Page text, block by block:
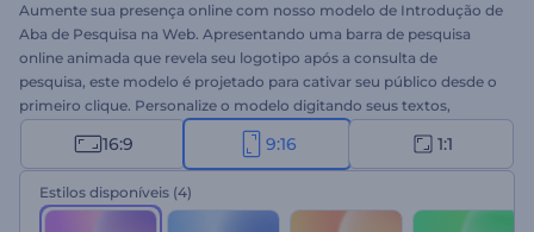
Aumente sua presença online com nosso modelo de Introdução de
Aba de Pesquisa na Web. Apresentando uma barra de pesquisa
online animada que revela seu logotipo após a consulta de
pesquisa, este modelo é projetado para cativar seu público desde o
primeiro clique. Personalize o modelo digitando seus textos,
fazendo upload do seu logotipo e completando seu vídeo com
uma faixa de música de fundo de nossa vasta Biblioteca de Música.
Perfeito para apresentações de tecnologia, comerciais, introduções
de canais do YouTube, aberturas de logotipos de negócios e muitos
16:9 9:16 1:1
Estilos disponíveis (4)